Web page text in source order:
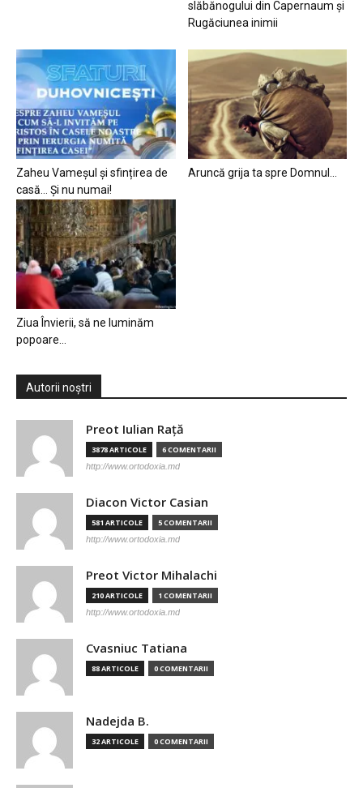
slăbănogului din Capernaum și
Rugăciunea inimii
Zaheu Vameșul și sfințirea de
casă… Și nu numai!
Aruncă grija ta spre Domnul…
Ziua Învierii, să ne luminăm
popoare…
Autorii noștri
Preot Iulian Raţă
3878 ARTICOLE 6 COMENTARII
http://www.ortodoxia.md
Diacon Victor Casian
581 ARTICOLE 5 COMENTARII
http://www.ortodoxia.md
Preot Victor Mihalachi
210 ARTICOLE 1 COMENTARII
http://www.ortodoxia.md
Cvasniuc Tatiana
88 ARTICOLE 0 COMENTARII
Nadejda B.
32 ARTICOLE 0 COMENTARII